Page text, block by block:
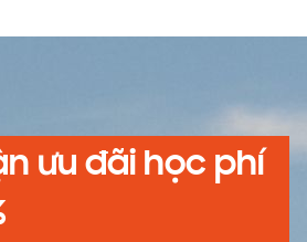
ưu đãi học phí